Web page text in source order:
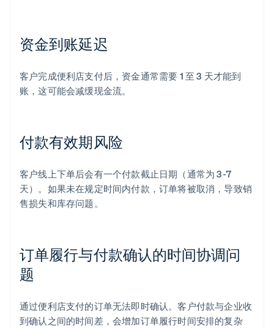
资金到账延迟
客户完成便利店支付后，资金通常需要 1 至 3 天才能到
账，这可能会减缓现金流。
付款有效期风险
客户线上下单后会有一个付款截止日期（通常为 3-7
天）。如果未在规定时间内付款，订单将被取消，导致销
售损失和库存问题。
订单履行与付款确认的时间协调问
题
通过便利店支付的订单无法即时确认。客户付款与企业收
到确认之间的时间差，会增加订单履行时间安排的复杂